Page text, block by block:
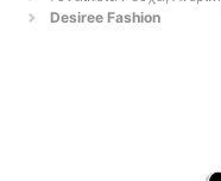
Desiree Fashion